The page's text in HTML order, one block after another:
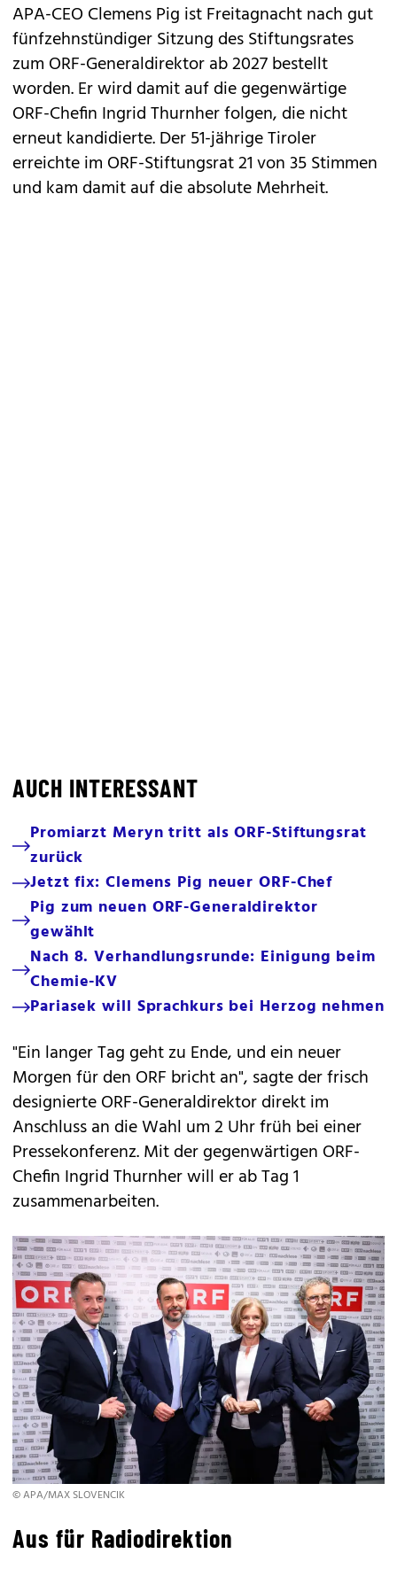
APA-CEO Clemens Pig ist Freitagnacht nach gut
fünfzehnstündiger Sitzung des Stiftungsrates
zum ORF-Generaldirektor ab 2027 bestellt
worden. Er wird damit auf die gegenwärtige
ORF-Chefin Ingrid Thurnher folgen, die nicht
erneut kandidierte. Der 51-jährige Tiroler
erreichte im ORF-Stiftungsrat 21 von 35 Stimmen
und kam damit auf die absolute Mehrheit.
AUCH INTERESSANT
Promiarzt Meryn tritt als ORF-Stiftungsrat
zurück
Jetzt fix: Clemens Pig neuer ORF-Chef
Pig zum neuen ORF-Generaldirektor
gewählt
Nach 8. Verhandlungsrunde: Einigung beim
Chemie-KV
Pariasek will Sprachkurs bei Herzog nehmen
"Ein langer Tag geht zu Ende, und ein neuer
Morgen für den ORF bricht an", sagte der frisch
designierte ORF-Generaldirektor direkt im
Anschluss an die Wahl um 2 Uhr früh bei einer
Pressekonferenz. Mit der gegenwärtigen ORF-
Chefin Ingrid Thurnher will er ab Tag 1
zusammenarbeiten.
© APA/MAX SLOVENCIK
Aus für Radiodirektion